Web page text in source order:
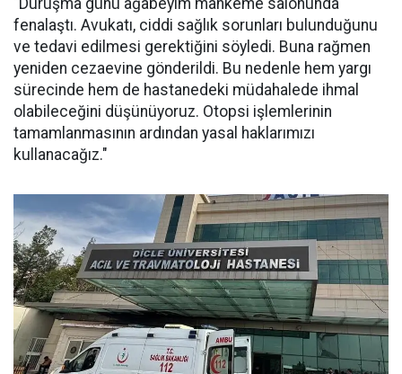
fenalaştı. Avukatı, ciddi sağlık sorunları bulunduğunu
ve tedavi edilmesi gerektiğini söyledi. Buna rağmen
yeniden cezaevine gönderildi. Bu nedenle hem yargı
sürecinde hem de hastanedeki müdahalede ihmal
olabileceğini düşünüyoruz. Otopsi işlemlerinin
tamamlanmasının ardından yasal haklarımızı
kullanacağız."